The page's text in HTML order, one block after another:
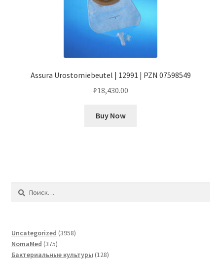
Assura Urostomiebeutel | 12991 | PZN 07598549
₽18,430.00
Buy Now
Найти:
Uncategorized 39583958
NomaMed 375375
товаров
Бактериальные культуры 128128